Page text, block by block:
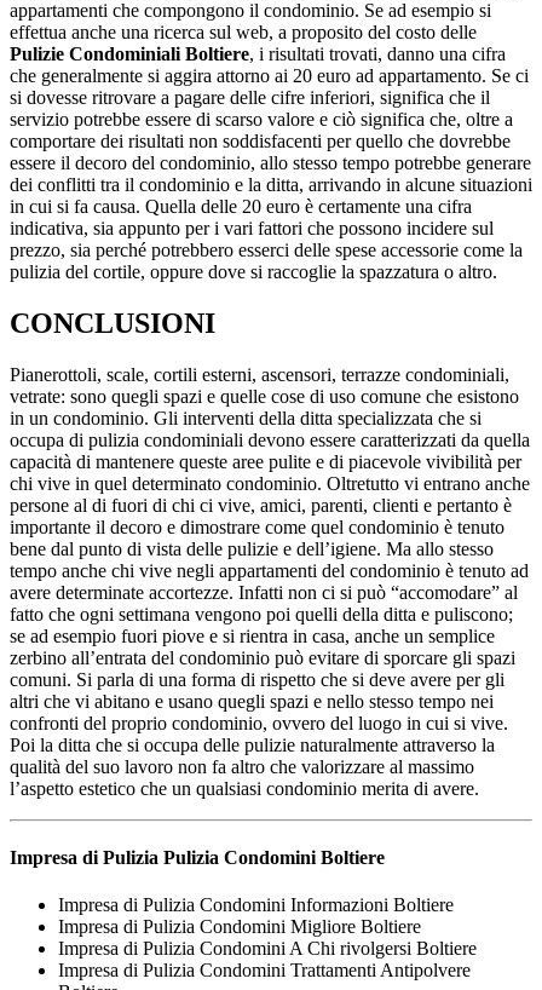
appartamenti che compongono il condominio. Se ad esempio si
effettua anche una ricerca sul web, a proposito del costo delle
Pulizie Condominiali Boltiere, i risultati trovati, danno una cifra
che generalmente si aggira attorno ai 20 euro ad appartamento. Se ci
si dovesse ritrovare a pagare delle cifre inferiori, significa che il
servizio potrebbe essere di scarso valore e ciò significa che, oltre a
comportare dei risultati non soddisfacenti per quello che dovrebbe
essere il decoro del condominio, allo stesso tempo potrebbe generare
dei conflitti tra il condominio e la ditta, arrivando in alcune situazioni
in cui si fa causa. Quella delle 20 euro è certamente una cifra
indicativa, sia appunto per i vari fattori che possono incidere sul
prezzo, sia perché potrebbero esserci delle spese accessorie come la
pulizia del cortile, oppure dove si raccoglie la spazzatura o altro.
CONCLUSIONI
Pianerottoli, scale, cortili esterni, ascensori, terrazze condominiali,
vetrate: sono quegli spazi e quelle cose di uso comune che esistono
in un condominio. Gli interventi della ditta specializzata che si
occupa di pulizia condominiali devono essere caratterizzati da quella
capacità di mantenere queste aree pulite e di piacevole vivibilità per
chi vive in quel determinato condominio. Oltretutto vi entrano anche
persone al di fuori di chi ci vive, amici, parenti, clienti e pertanto è
importante il decoro e dimostrare come quel condominio è tenuto
bene dal punto di vista delle pulizie e dell’igiene. Ma allo stesso
tempo anche chi vive negli appartamenti del condominio è tenuto ad
avere determinate accortezze. Infatti non ci si può “accomodare” al
fatto che ogni settimana vengono poi quelli della ditta e puliscono;
se ad esempio fuori piove e si rientra in casa, anche un semplice
zerbino all’entrata del condominio può evitare di sporcare gli spazi
comuni. Si parla di una forma di rispetto che si deve avere per gli
altri che vi abitano e usano quegli spazi e nello stesso tempo nei
confronti del proprio condominio, ovvero del luogo in cui si vive.
Poi la ditta che si occupa delle pulizie naturalmente attraverso la
qualità del suo lavoro non fa altro che valorizzare al massimo
l’aspetto estetico che un qualsiasi condominio merita di avere.
Impresa di Pulizia Pulizia Condomini Boltiere
Impresa di Pulizia Condomini Informazioni Boltiere
Impresa di Pulizia Condomini Migliore Boltiere
Impresa di Pulizia Condomini A Chi rivolgersi Boltiere
Impresa di Pulizia Condomini Trattamenti Antipolvere